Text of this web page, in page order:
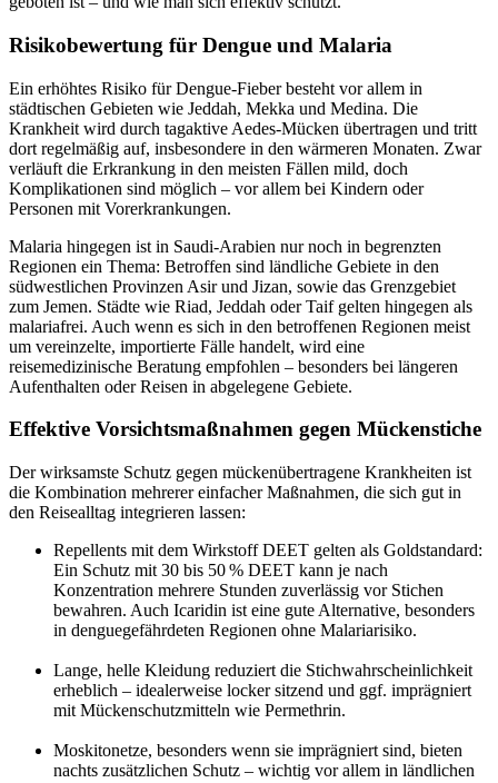
Risikobewertung für Dengue und Malaria
Ein erhöhtes Risiko für Dengue-Fieber besteht vor allem in
städtischen Gebieten wie Jeddah, Mekka und Medina. Die
Krankheit wird durch tagaktive Aedes-Mücken übertragen und tritt
dort regelmäßig auf, insbesondere in den wärmeren Monaten. Zwar
verläuft die Erkrankung in den meisten Fällen mild, doch
Komplikationen sind möglich – vor allem bei Kindern oder
Personen mit Vorerkrankungen.
Malaria hingegen ist in Saudi-Arabien nur noch in begrenzten
Regionen ein Thema: Betroffen sind ländliche Gebiete in den
südwestlichen Provinzen Asir und Jizan, sowie das Grenzgebiet
zum Jemen. Städte wie Riad, Jeddah oder Taif gelten hingegen als
malariafrei. Auch wenn es sich in den betroffenen Regionen meist
um vereinzelte, importierte Fälle handelt, wird eine
reisemedizinische Beratung empfohlen – besonders bei längeren
Aufenthalten oder Reisen in abgelegene Gebiete.
Effektive Vorsichtsmaßnahmen gegen Mückenstiche
Der wirksamste Schutz gegen mückenübertragene Krankheiten ist
die Kombination mehrerer einfacher Maßnahmen, die sich gut in
den Reisealltag integrieren lassen:
Repellents mit dem Wirkstoff DEET gelten als Goldstandard:
Ein Schutz mit 30 bis 50 % DEET kann je nach
Konzentration mehrere Stunden zuverlässig vor Stichen
bewahren. Auch Icaridin ist eine gute Alternative, besonders
in denguegefährdeten Regionen ohne Malariarisiko.
Lange, helle Kleidung reduziert die Stichwahrscheinlichkeit
erheblich – idealerweise locker sitzend und ggf. imprägniert
mit Mückenschutzmitteln wie Permethrin.
Moskitonetze, besonders wenn sie imprägniert sind, bieten
nachts zusätzlichen Schutz – wichtig vor allem in ländlichen